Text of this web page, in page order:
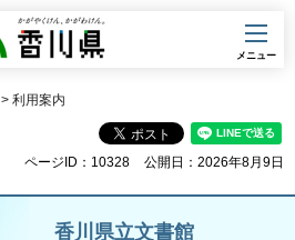
香川県
メニュー
> 利用案内
ページID：10328 公開日：2026年8月9日
香川県立文書館